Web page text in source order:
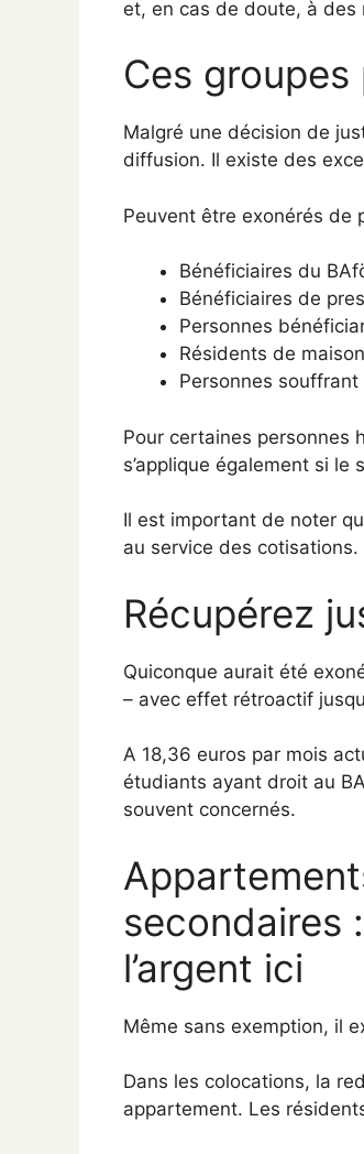
et, en cas de doute, à des
Ces
Malgré une décision de
diffusion. Il existe des
Peuvent être exonérés de
Bénéficiaires du
Bénéficiaires de
Personnes
Résidents de
Personnes
Pour certaines personnes
s’applique également si le
Il est important de noter
au service des cotisations.
Récupérez
Quiconque aurait été
– avec effet rétroactif
A 18,36 euros par mois
étudiants ayant droit au
souvent concernés.
secondaires
l’argent ici
Même sans exemption, il
Dans les colocations, la
appartement. Les